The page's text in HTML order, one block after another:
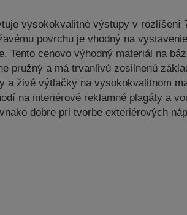
vysokokvalitné výstupy v rozlíšení
povrchu je vhodný na
Tento cenovo výhodný materiál na
pružný a má trvanlivú zosilnenú
a živé výtlačky na vysokokvalitnom
na interiérové reklamné plagáty a
dobre pri tvorbe exteriérových